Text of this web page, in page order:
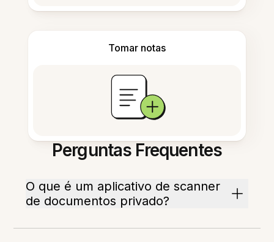
Tomar notas
Perguntas Frequentes
O que é um aplicativo de scanner
de documentos privado?